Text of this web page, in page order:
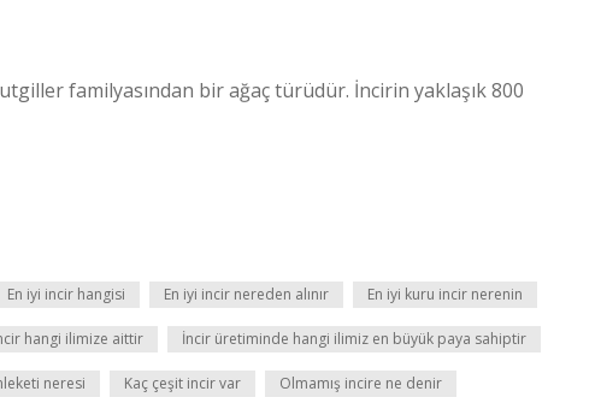
familyasından bir ağaç türüdür. İncirin yaklaşık 800
En iyi incir hangisi En iyi incir nereden alınır En iyi kuru incir nerenin
hangi ilimize aittir İncir üretiminde hangi ilimiz en büyük paya sahiptir
neresi Kaç çeşit incir var Olmamış incire ne denir